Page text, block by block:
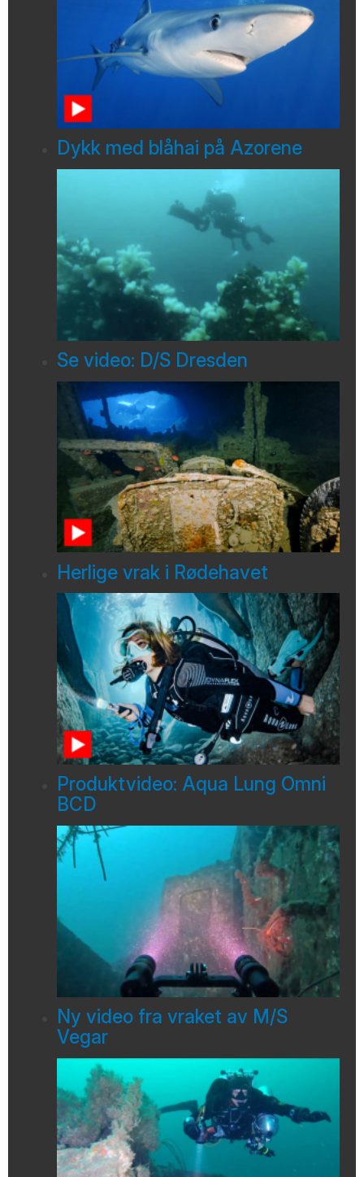
Dykk med blåhai på Azorene
Se video: D/S Dresden
Herlige vrak i Rødehavet
Produktvideo: Aqua Lung Omni
BCD
Ny video fra vraket av M/S
Vegar